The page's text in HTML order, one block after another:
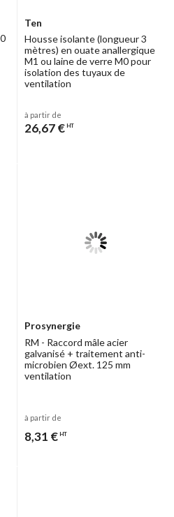
Ten
Housse isolante (longueur 3
mètres) en ouate anallergique
M1 ou laine de verre M0 pour
isolation des tuyaux de
ventilation
à partir de
26,67 € HT
Prosynergie
RM - Raccord mâle acier
galvanisé + traitement anti-
microbien Øext. 125 mm
ventilation
à partir de
8,31 € HT